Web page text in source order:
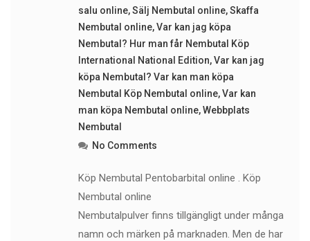
salu online,Sälj Nembutal online,Skaffa
Nembutal online,Var kan jag köpa
Nembutal? Hur man får Nembutal Köp
International National Edition,Var kan jag
köpa Nembutal? Var kan man köpa
Nembutal Köp Nembutal online,Var kan
man köpa Nembutal online,Webbplats
Nembutal
No Comments
Köp Nembutal Pentobarbital online . Köp
Nembutal online
Nembutalpulver finns tillgängligt under många
namn och märken på marknaden. Men de har